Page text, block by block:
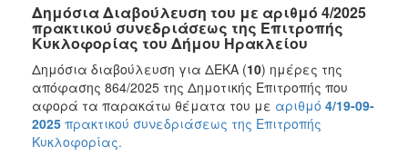
Δημόσια Διαβούλευση του με αριθμό 4/2025
πρακτικού συνεδριάσεως της Επιτροπής
Κυκλοφορίας του Δήμου Ηρακλείου
Δημόσια διαβούλευση για ΔEΚΑ (10) ημέρες της
απόφασης 864/2025 της Δημοτικής Επιτροπής που
αφορά τα παρακάτω θέματα του με αριθμό 4/19-09-
2025 πρακτικού συνεδριάσεως της Επιτροπής
Κυκλοφορίας.